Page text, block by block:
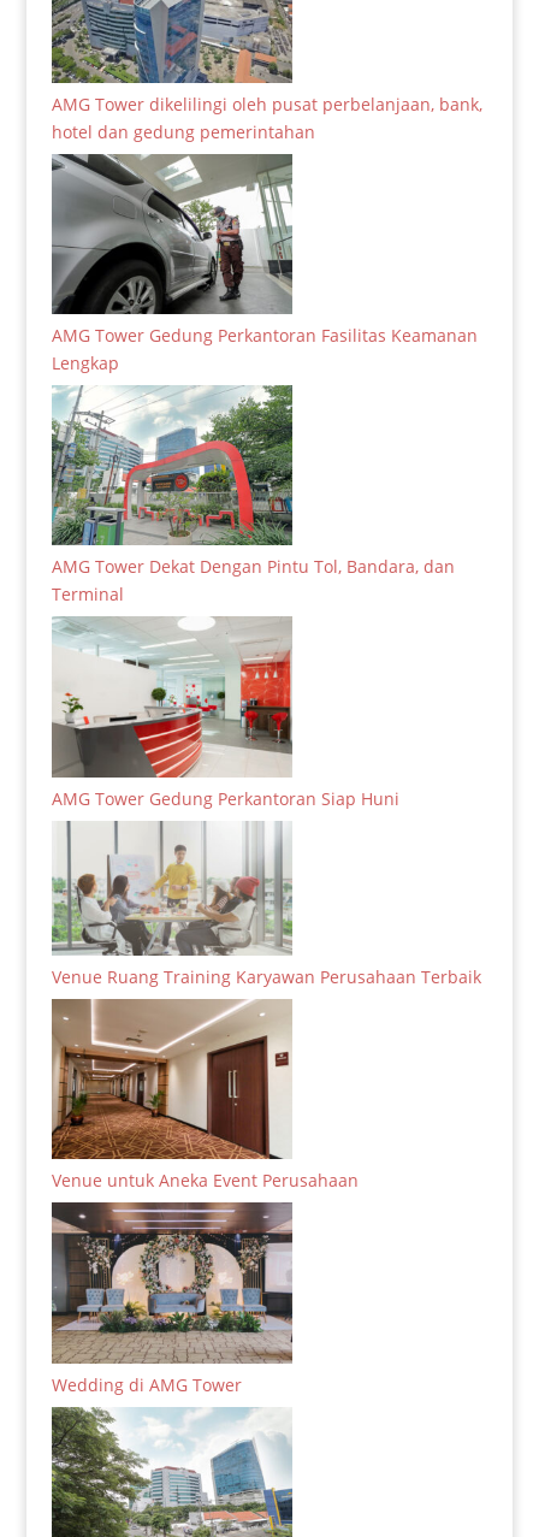
AMG Tower dikelilingi oleh pusat perbelanjaan, bank,
hotel dan gedung pemerintahan
AMG Tower Gedung Perkantoran Fasilitas Keamanan
Lengkap
AMG Tower Dekat Dengan Pintu Tol, Bandara, dan
Terminal
AMG Tower Gedung Perkantoran Siap Huni
Venue Ruang Training Karyawan Perusahaan Terbaik
Venue untuk Aneka Event Perusahaan
Wedding di AMG Tower